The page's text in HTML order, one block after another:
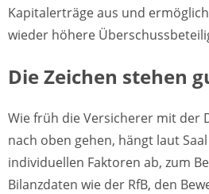
Kapitalerträge aus und
wieder höhere
Die Zeichen stehen
Wie früh die Versicherer mit der
nach oben gehen, hängt laut
individuellen Faktoren ab, zum
Bilanzdaten wie der RfB, den